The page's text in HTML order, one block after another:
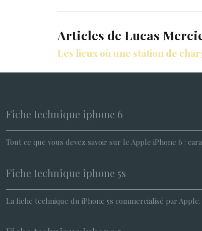
Articles de Lucas
Les lieux où une station de
Fiche technique iphone 6
Tout ce que vous devez savoir sur le Apple iPhone 6 :
Fiche technique iphone 5s
La fiche technique du iPhone 5s commercialisé par